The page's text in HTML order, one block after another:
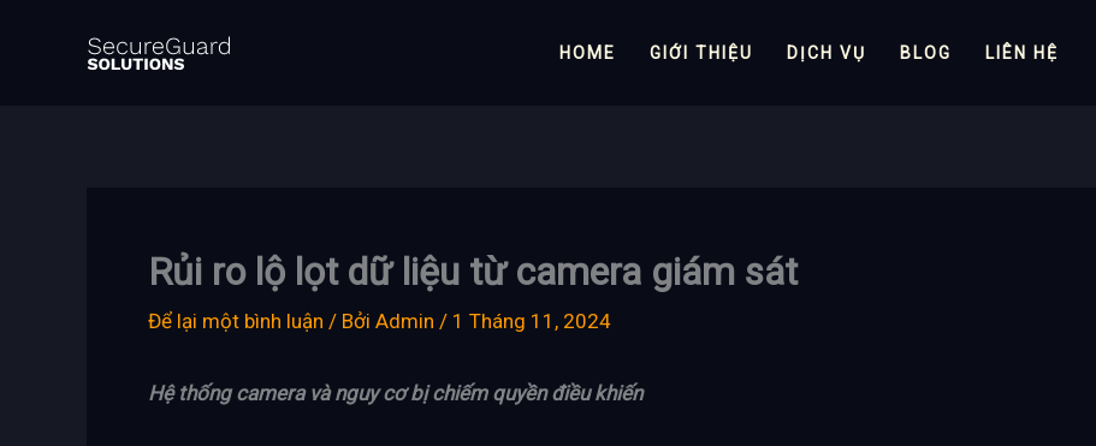
HOME GIỚI THIỆU DỊCH VỤ BLOG LIÊN HỆ
Rủi ro lộ lọt dữ liệu từ camera giám sát
Để lại một bình luận / Bởi Admin / 1 Tháng 11, 2024
Hệ thống camera và nguy cơ bị chiếm quyền điều khiến